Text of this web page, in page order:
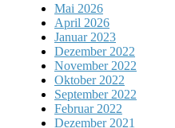
Mai 2026
April 2026
Januar 2023
Dezember 2022
November 2022
Oktober 2022
September 2022
Februar 2022
Dezember 2021